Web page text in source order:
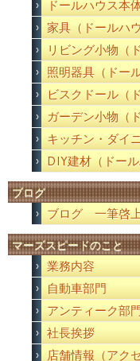
ドールハウス本
家具（ドールハウ
リビング小物（
照明器具（ドー
ビスクドール（
ガーデン小物（
キッチン・ダイ
DIY建材（ドール
ブログ
ブログ 一筆啓
マーズスピードのこと
業務内容
自動車部門
アンティーク部
社長挨拶
店舗情報（アクセ